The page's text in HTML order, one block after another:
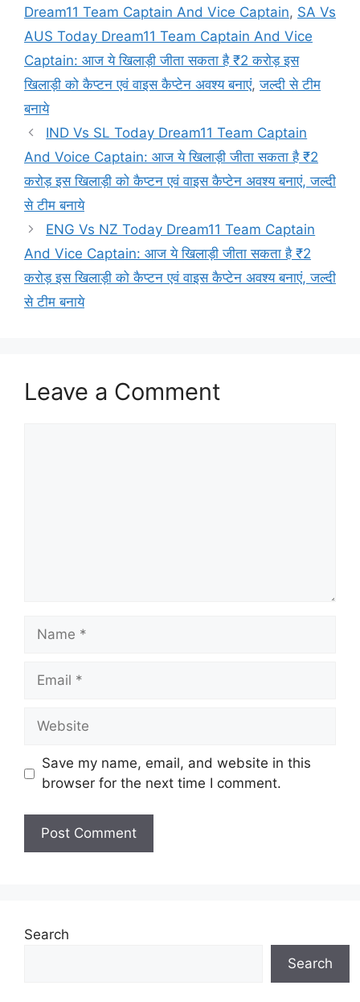
Dream11 Team Captain And Vice Captain, SA Vs
AUS Today Dream11 Team Captain And Vice
Captain: आज ये खिलाड़ी जीता सकता है ₹2 करोड़ इस
खिलाड़ी को कैप्टन एवं वाइस कैप्टेन अवश्य बनाएं,जल्दी से टीम
बनाये
IND Vs SL Today Dream11 Team Captain
And Voice Captain: आज ये खिलाड़ी जीता सकता है ₹2
करोड़ इस खिलाड़ी को कैप्टन एवं वाइस कैप्टेन अवश्य बनाएं, जल्दी
से टीम बनाये
ENG Vs NZ Today Dream11 Team Captain
And Vice Captain: आज ये खिलाड़ी जीता सकता है ₹2
करोड़ इस खिलाड़ी को कैप्टन एवं वाइस कैप्टेन अवश्य बनाएं, जल्दी
से टीम बनाये
Leave a Comment
Name
Email
Website
Save my name, email, and website in this
browser for the next time I comment.
Search
Search